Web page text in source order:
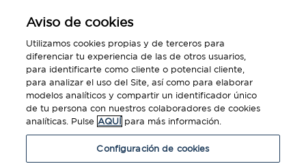
Portada»Las ganas de viajar este verano ‘han
batido’ a la inflación
Aviso de cookies
Utilizamos cookies propias y de terceros para
diferenciar tu experiencia de las de otros usuarios,
para identificarte como cliente o potencial cliente,
para analizar el uso del Site, así como para elaborar
modelos analíticos y compartir un identificador único
de tu persona con nuestros colaboradores de cookies
analíticas. Pulse AQUÍ para más información.
Configuración de cookies